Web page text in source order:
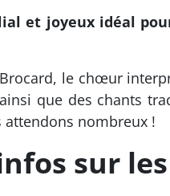
et joyeux idéal
le chœur
que des chants
attendons nombreux !
sur